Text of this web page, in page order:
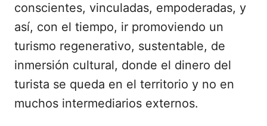
conscientes, vinculadas, empoderadas, y
así, con el tiempo, ir promoviendo un
turismo regenerativo, sustentable, de
inmersión cultural, donde el dinero del
turista se queda en el territorio y no en
muchos intermediarios externos.